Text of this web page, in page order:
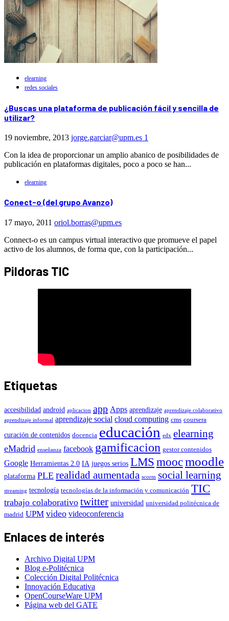
elearning
redes sociales
¿Buscas una plataforma de publicación fácil y sencilla de
utilizar?
19 noviembre, 2013 jorge.garciar@upm.es 1
Con la idea de proporcionar un amplio abanico de posibilidades de
publicación en plataformas digitales, poco a poco se han...
elearning
Conect-o (del grupo Avanzo)
17 mayo, 2011 oriol.borras@upm.es
Connect-o es un campus virtual interactivo que promueve el papel
activo de los alumnos, de forma que, con la participación...
Pildoras TIC
Etiquetas
accesibilidad android aplicacion app Apps aprendizaje aprendizaje colaborativo
aprendizaje informal aprendizaje social cloud computing cms coursera
curación de contenidos docencia educación edx elearning
eMadrid enseñanza facebook gamificacion gestor contenidos
Google Herramientas 2.0 IA juegos serios LMS moocmoodle
plataforma PLE realidad aumentada scorm social learning
streaming tecnología tecnologías de la información y comunicación TIC
trabajo colaborativo twitter universidad universidad politécnica de
madrid UPM video videoconferencia
Enlaces de interés
Archivo Digital UPM
Blog e-Politécnica
Colección Digital Politécnica
Innovación Educativa
OpenCourseWare UPM
Página web del GATE